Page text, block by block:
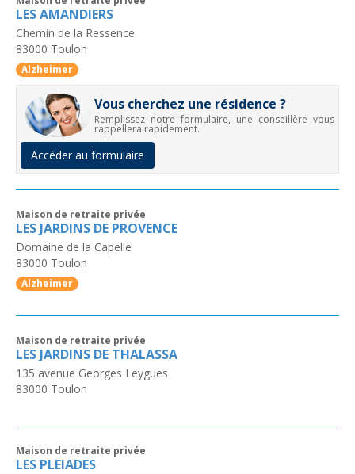
LES AMANDIERS
Chemin de la Ressence
83000 Toulon
Alzheimer
Vous cherchez une résidence ?
Remplissez notre formulaire, une conseillère vous
rappellera rapidement.
Accèder au formulaire
Maison de retraite privée
LES JARDINS DE PROVENCE
Domaine de la Capelle
83000 Toulon
Alzheimer
Maison de retraite privée
LES JARDINS DE THALASSA
135 avenue Georges Leygues
83000 Toulon
Maison de retraite privée
LES PLEIADES